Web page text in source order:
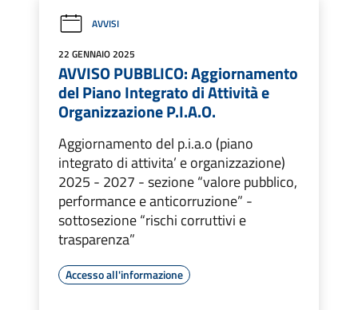
AVVISI
22 GENNAIO 2025
AVVISO PUBBLICO: Aggiornamento
del Piano Integrato di Attività e
Organizzazione P.I.A.O.
Aggiornamento del p.i.a.o (piano
integrato di attivita’ e organizzazione)
2025 - 2027 - sezione “valore pubblico,
performance e anticorruzione” -
sottosezione “rischi corruttivi e
trasparenza”
Accesso all'informazione